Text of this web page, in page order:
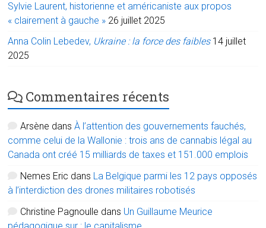
Sylvie Laurent, historienne et américaniste aux propos
« clairement à gauche » 26 juillet 2025
Anna Colin Lebedev, Ukraine : la force des faibles 14 juillet
2025
Commentaires récents
Arsène dansÀ l’attention des gouvernements fauchés,
comme celui de la Wallonie : trois ans de cannabis légal au
Canada ont créé 15 milliards de taxes et 151.000 emplois
Nemes Eric dans La Belgique parmi les 12 pays opposés
à l’interdiction des drones militaires robotisés
Christine Pagnoulle dans Un Guillaume Meurice